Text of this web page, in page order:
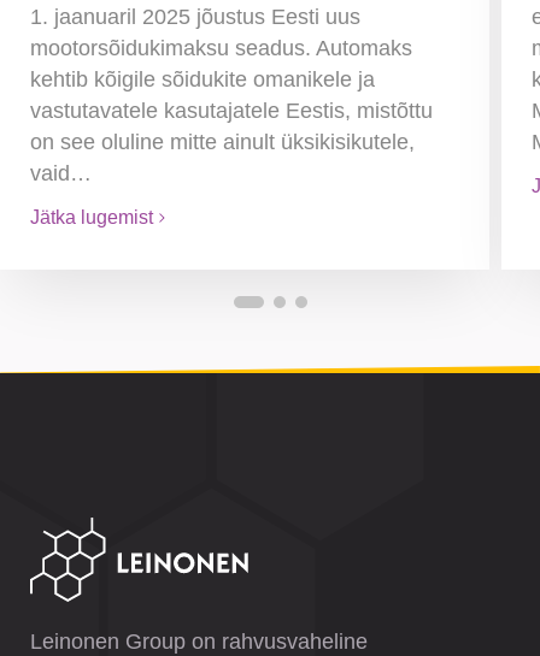
1. jaanuaril 2025 jõustus Eesti uus
mootorsõidukimaksu seadus. Automaks
kehtib kõigile sõidukite omanikele ja
vastutavatele kasutajatele Eestis, mistõttu
on see oluline mitte ainult üksikisikutele,
vaid…
Jätka lugemist
Leinonen Group on rahvusvaheline